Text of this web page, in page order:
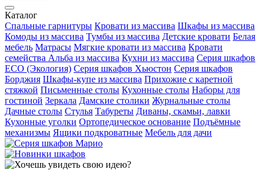
Каталог
Спальные гарнитуры Кровати из массива Шкафы из массива
Комоды из массива Тумбы из массива Детские кровати Белая
мебель Матрасы Мягкие кровати из массива Кровати
семейства Альба из массива Кухни из массива Серия шкафов
ECO (Экология) Серия шкафов Хьюстон Серия шкафов
Борджия Шкафы-купе из массива Прихожие с каретной
стяжкой Письменные столы Кухонные столы Наборы для
гостиной Зеркала Дамские столики Журнальные столы
Дачные столы Стулья Табуреты Диваны, скамьи, лавки
Кухонные уголки Ортопедическое основание Подъёмные
механизмы Ящики подкроватные Мебель для дачи